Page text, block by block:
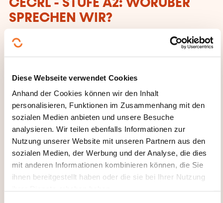
Diese Webseite verwendet Cookies
Anhand der Cookies können wir den Inhalt
personalisieren, Funktionen im Zusammenhang mit den
sozialen Medien anbieten und unsere Besuche
analysieren. Wir teilen ebenfalls Informationen zur
Nutzung unserer Website mit unseren Partnern aus den
sozialen Medien, der Werbung und der Analyse, die dies
mit anderen Informationen kombinieren können, die Sie
ihnen bereitgestellt haben oder die sie bei Ihrer Nutzung
CECRL - STUFE A2: WORÜBER
SPRECHEN WIR?
Jeder, der dieses Niveau erreicht hat:
verstehen, die mit Bereichen von ganz
unmittelbarer Bedeutung zusammenhängen
(z. B. Informationen
zur Person und zur Familie, Einkaufen, Arbeit,
nähere Umgebung). Kann sich in einfachen,
routinemäßigen Situationen verständigen,
in denen es um einen einfachen und direkten
Austausch von Informationen über vertraute